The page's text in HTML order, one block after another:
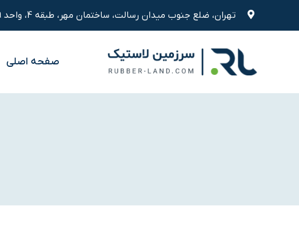
تهران، ضلع جنوب میدان رسالت، ساختمان مهر، طبقه 4، واحد 9
صفحه اصلی